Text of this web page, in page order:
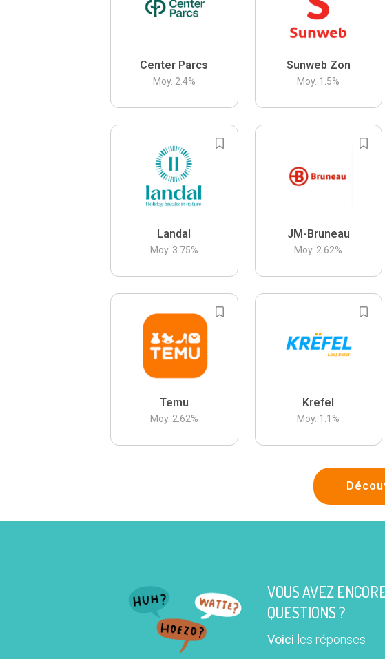
Center Parcs
Moy. 2.4%
Sunweb Zon
Moy. 1.5%
Landal
Moy. 3.75%
JM-Bruneau
Moy. 2.62%
Temu
Moy. 2.62%
Krefel
Moy. 1.1 %
VOUS AVEZ
QUESTIONS ?
Voici les réponses